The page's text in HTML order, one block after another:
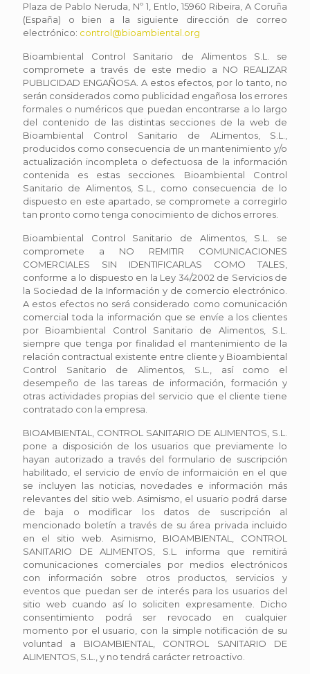
Plaza de Pablo Neruda, Nº 1, Entlo, 15960 Ribeira, A Coruña
(España) o bien a la siguiente dirección de correo
electrónico: control@bioambiental.org
Bioambiental Control Sanitario de Alimentos S.L. se
compromete a través de este medio a NO REALIZAR
PUBLICIDAD ENGAÑOSA. A estos efectos, por lo tanto, no
serán considerados como publicidad engañosa los errores
formales o numéricos que puedan encontrarse a lo largo
del contenido de las distintas secciones de la web de
Bioambiental Control Sanitario de ALimentos, S.L.,
producidos como consecuencia de un mantenimiento y/o
actualización incompleta o defectuosa de la información
contenida es estas secciones. Bioambiental Control
Sanitario de Alimentos, S.L., como consecuencia de lo
dispuesto en este apartado, se compromete a corregirlo
tan pronto como tenga conocimiento de dichos errores.
Bioambiental Control Sanitario de Alimentos, S.L. se
compromete a NO REMITIR COMUNICACIONES
COMERCIALES SIN IDENTIFICARLAS COMO TALES,
conforme a lo dispuesto en la Ley 34/2002 de Servicios de
la Sociedad de la Información y de comercio electrónico.
A estos efectos no será considerado como comunicación
comercial toda la información que se envíe a los clientes
por Bioambiental Control Sanitario de Alimentos, S.L.
siempre que tenga por finalidad el mantenimiento de la
relación contractual existente entre cliente y Bioambiental
Control Sanitario de Alimentos, S.L., así como el
desempeño de las tareas de información, formación y
otras actividades propias del servicio que el cliente tiene
contratado con la empresa.
BIOAMBIENTAL, CONTROL SANITARIO DE ALIMENTOS, S.L.
pone a disposición de los usuarios que previamente lo
hayan autorizado a través del formulario de suscripción
habilitado, el servicio de envío de informaición en el que
se incluyen las noticias, novedades e información más
relevantes del sitio web. Asimismo, el usuario podrá darse
de baja o modificar los datos de suscripción al
mencionado boletín a través de su área privada incluido
en el sitio web. Asimismo, BIOAMBIENTAL, CONTROL
SANITARIO DE ALIMENTOS, S.L. informa que remitirá
comunicaciones comerciales por medios electrónicos
con información sobre otros productos, servicios y
eventos que puedan ser de interés para los usuarios del
sitio web cuando así lo soliciten expresamente. Dicho
consentimiento podrá ser revocado en cualquier
momento por el usuario, con la simple notificación de su
voluntad a BIOAMBIENTAL, CONTROL SANITARIO DE
ALIMENTOS, S.L., y no tendrá carácter retroactivo.